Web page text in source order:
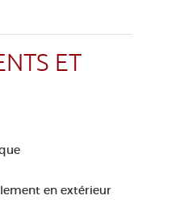
ET
en extérieur